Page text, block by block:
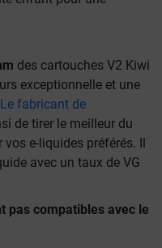
des cartouches V2 Kiwi
exceptionnelle et une
Le fabricant de
de tirer le meilleur du
vos e-liquides préférés. Il
avec un taux de VG
pas compatibles avec le